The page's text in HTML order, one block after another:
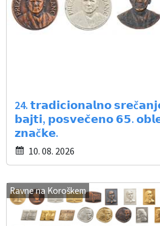
24. 𝘁𝗿𝗮𝗱𝗶𝗰𝗶𝗼𝗻𝗮𝗹𝗻𝗼
𝗯𝗮𝗷𝘁𝗶, 𝗽𝗼𝘀𝘃𝗲𝗰̌𝗲𝗻𝗼 𝟲𝟱.
𝘇𝗻𝗮č𝗸𝗲.
10. 08. 2026
Ravne na Koroškem